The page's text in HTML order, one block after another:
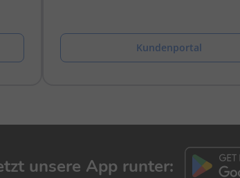
Kundenportal
unsere App runter: